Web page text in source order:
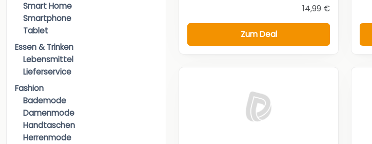
Smart Home
Smartphone
Tablet
Essen & Trinken
Lebensmittel
Lieferservice
Fashion
Bademode
Damenmode
Handtaschen
Herrenmode
14,99 €
Zum Deal